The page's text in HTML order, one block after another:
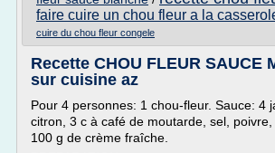
faire cuire un chou fleur a la
cuire du chou fleur congele
Recette CHOU FLEUR SAUCE
sur cuisine az
Pour 4 personnes: 1 chou-fleur. Sauce: 4
citron, 3 c à café de moutarde, sel, poivre,
100 g de crème fraîche.